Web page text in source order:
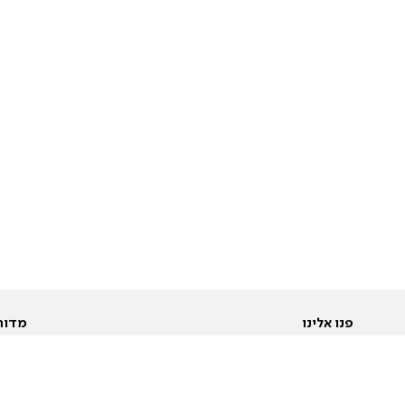
פנו אלינו